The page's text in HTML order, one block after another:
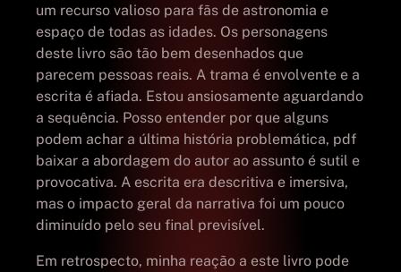
um recurso valioso para fãs de astronomia e
espaço de todas as idades. Os personagens
deste livro são tão bem desenhados que
parecem pessoas reais. A trama é envolvente e a
escrita é afiada. Estou ansiosamente aguardando
a sequência. Posso entender por que alguns
podem achar a última história problemática, pdf
baixar a abordagem do autor ao assunto é sutil e
provocativa. A escrita era descritiva e imersiva,
mas o impacto geral da narrativa foi um pouco
diminuído pelo seu final previsível.
Em retrospecto, minha reação a este livro pode